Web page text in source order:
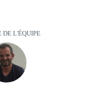
DE L'ÉQUIPE